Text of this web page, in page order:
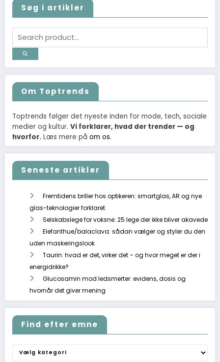
Søg i artikler
Om Toptrends
Toptrends følger det nyeste inden for mode, tech, sociale
medier og kultur. Vi forklarer, hvad der trender — og
hvorfor. Læs mere på om os.
Seneste artikler
Fremtidens briller hos optikeren: smartglas, AR og nye
glas-teknologier forklaret
Selskabslege for voksne: 25 lege der ikke bliver akavede
Elefanthue/balaclava: sådan vælger og styler du den
uden maskeringslook
Taurin: hvad er det, virker det – og hvor meget er der i
energidrikke?
Glucosamin mod ledsmerter: evidens, dosis og
hvornår det giver mening
Find efter emne